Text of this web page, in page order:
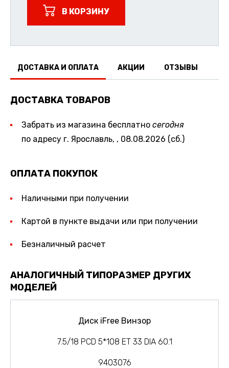
В КОРЗИНУ
ДОСТАВКА И ОПЛАТА АКЦИИ ОТЗЫВЫ
ДОСТАВКА ТОВАРОВ
Забрать из магазина бесплатно сегодня
по адресу г. Ярославль, , 08.08.2026 (сб.)
ОПЛАТА ПОКУПОК
Наличными при получении
Картой в пункте выдачи или при получении
Безналичный расчет
АНАЛОГИЧНЫЙ ТИПОРАЗМЕР ДРУГИХ
МОДЕЛЕЙ
Диск iFree Винзор
7.5/18 PCD 5*108 ET 33 DIA 60.1
9403076